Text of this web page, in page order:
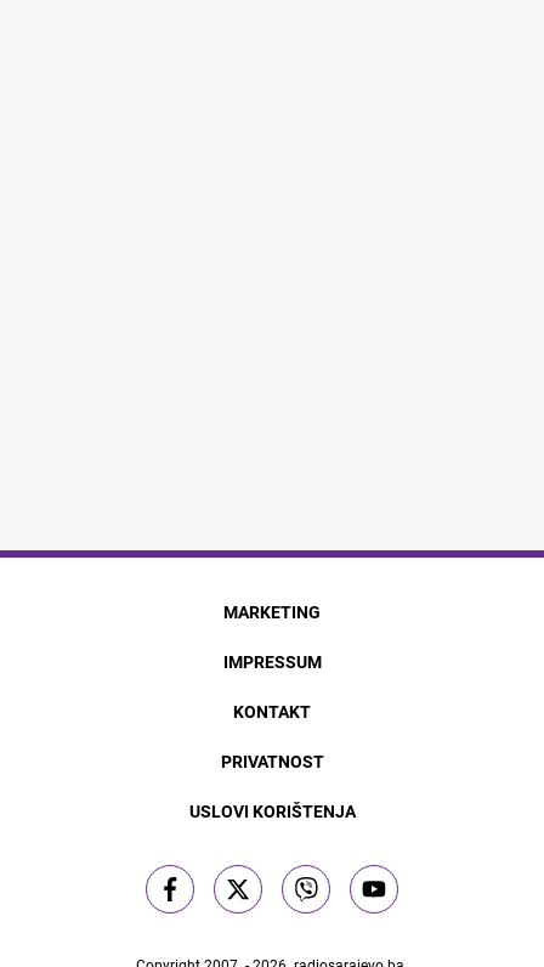
MARKETING
IMPRESSUM
KONTAKT
PRIVATNOST
USLOVI KORIŠTENJA